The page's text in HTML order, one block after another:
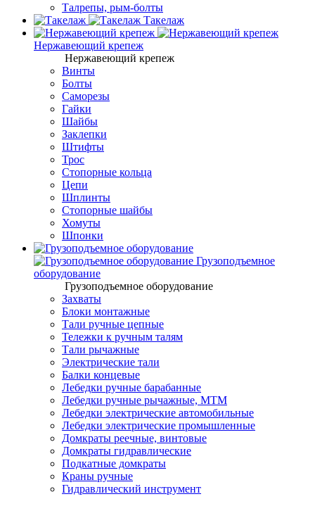
Талрепы, рым-болты
Такелаж
Нержавеющий крепеж
Нержавеющий крепеж
Винты
Болты
Саморезы
Гайки
Шайбы
Заклепки
Штифты
Трос
Стопорные кольца
Цепи
Шплинты
Стопорные шайбы
Хомуты
Шпонки
Грузоподъемное
оборудование
Грузоподъемное оборудование
Захваты
Блоки монтажные
Тали ручные цепные
Тележки к ручным талям
Тали рычажные
Электрические тали
Балки концевые
Лебедки ручные барабанные
Лебедки ручные рычажные, МТМ
Лебедки электрические автомобильные
Лебедки электрические промышленные
Домкраты реечные, винтовые
Домкраты гидравлические
Подкатные домкраты
Краны ручные
Гидравлический инструмент